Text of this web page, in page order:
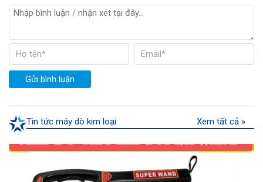
Gửi bình luận
Tin tức máy dò kim loại Xem tất cả »